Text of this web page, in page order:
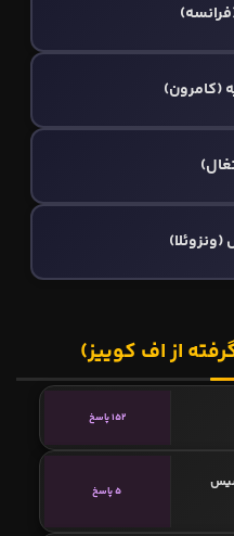
(کامرون)
از اف کوییز)
152 پاسخ
5 پاسخ